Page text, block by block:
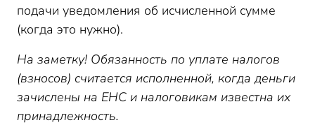
подачи уведомления об исчисленной сумме
(когда это нужно).
На заметку! Обязанность по уплате налогов
(взносов) считается исполненной, когда деньги
зачислены на ЕНС и налоговикам известна их
принадлежность.